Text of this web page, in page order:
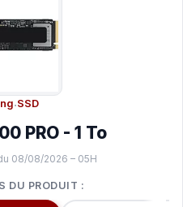
·SSD
PRO - 1 To
08/08/2026 – 05H
DU PRODUIT :